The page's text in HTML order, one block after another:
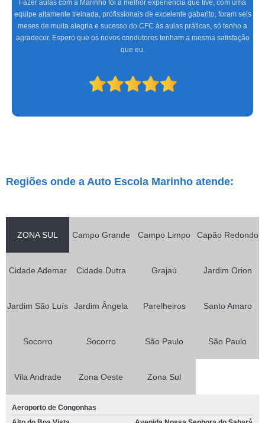
Fazer aulas com a Marinho foi a melhor experiência que tive, com uma
equipe altamente treinada, profissionais de excelente gabarito, foram seis
meses de muita alegria e sucesso do CFC às aulas práticas, só tenho a
agradecer. Espero que os novos condutores tenham a mesma satisfação
que eu.
Regiões onde a Auto Escola Marinho atende:
ZONA SUL Campo Grande Campo Limpo Capão Redondo
Cidade Ademar Cidade Dutra Grajaú Jardim Orion
Jardim São Luís Jardim Ângela Parelheiros Santo Amaro
Socorro Socorro São Paulo São Paulo
Vila Andrade Zona Oeste Zona Sul
Aeroporto de Congonhas